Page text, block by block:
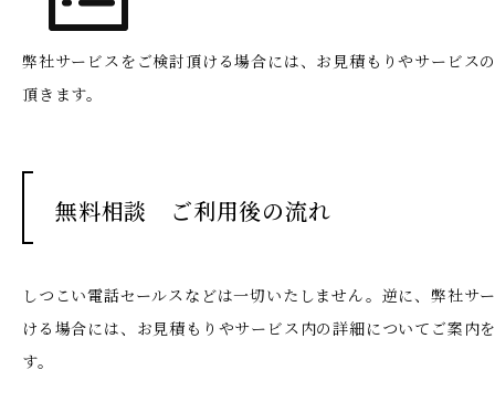
弊社サービスをご検討頂ける場合には、お見積もりやサービス
頂きます。
無料相談 ご利用後の流れ
しつこい電話セールスなどは一切いたしません。 逆に、弊社サ
ける場合には、お見積もりやサービス内の詳細についてご案内
す。